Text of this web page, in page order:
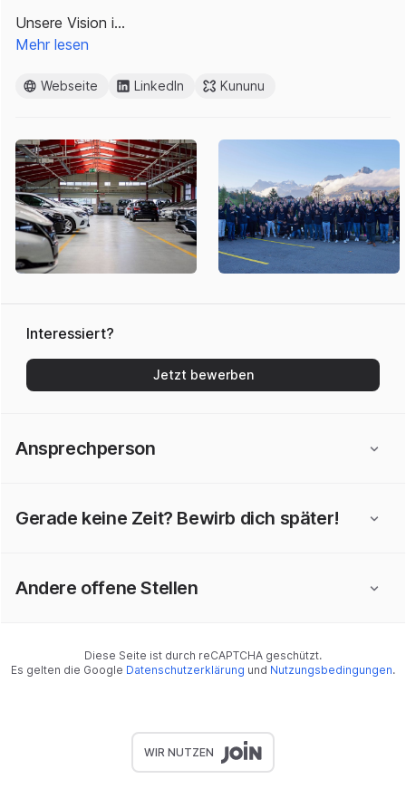
Unsere Vision i…
Mehr lesen
Webseite LinkedIn Kununu
Interessiert?
Jetzt bewerben
Ansprechperson
Gerade keine Zeit? Bewirb dich später!
Andere offene Stellen
Diese Seite ist durch reCAPTCHA geschützt.
Es gelten die Google Datenschutzerklärung und Nutzungsbedingungen.
WIR NUTZEN